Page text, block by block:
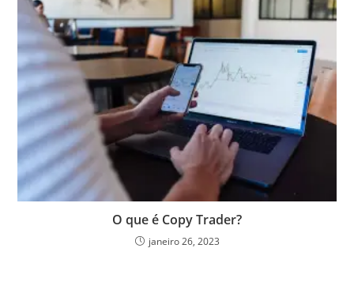
O que é Copy Trader?
janeiro 26, 2023